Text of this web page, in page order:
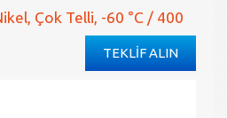
Çok Telli, -60 °C / 400
TEKLİF ALIN